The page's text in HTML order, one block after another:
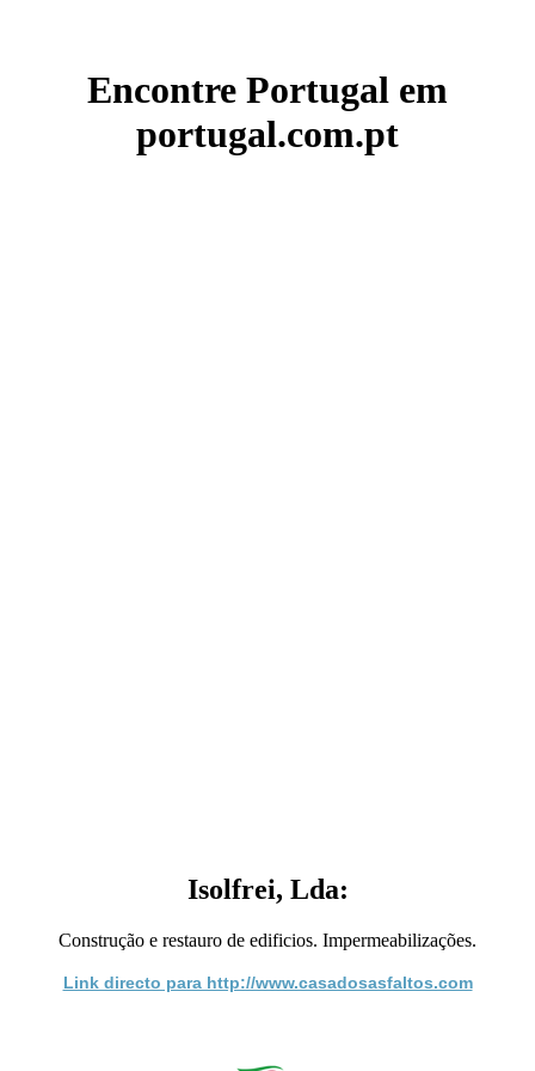
Encontre Portugal em
portugal.com.pt
Isolfrei, Lda:
Construção e restauro de edificios. Impermeabilizações.
Link directo para http://www.casadosasfaltos.com